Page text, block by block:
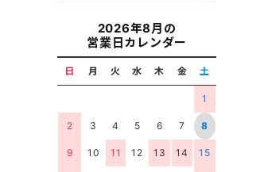
2026年8月の
営業日カレンダー
日 月 火 水 木 金 土
1
2 3 4 5 6 7 8
9 10 11 12 13 14 15